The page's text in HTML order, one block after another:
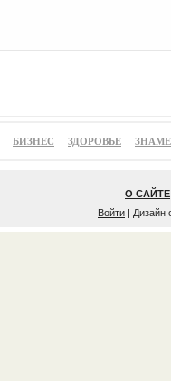
БИЗНЕС ЗДОРОВЬЕ
О САЙТЕ
Войти | Дизайн